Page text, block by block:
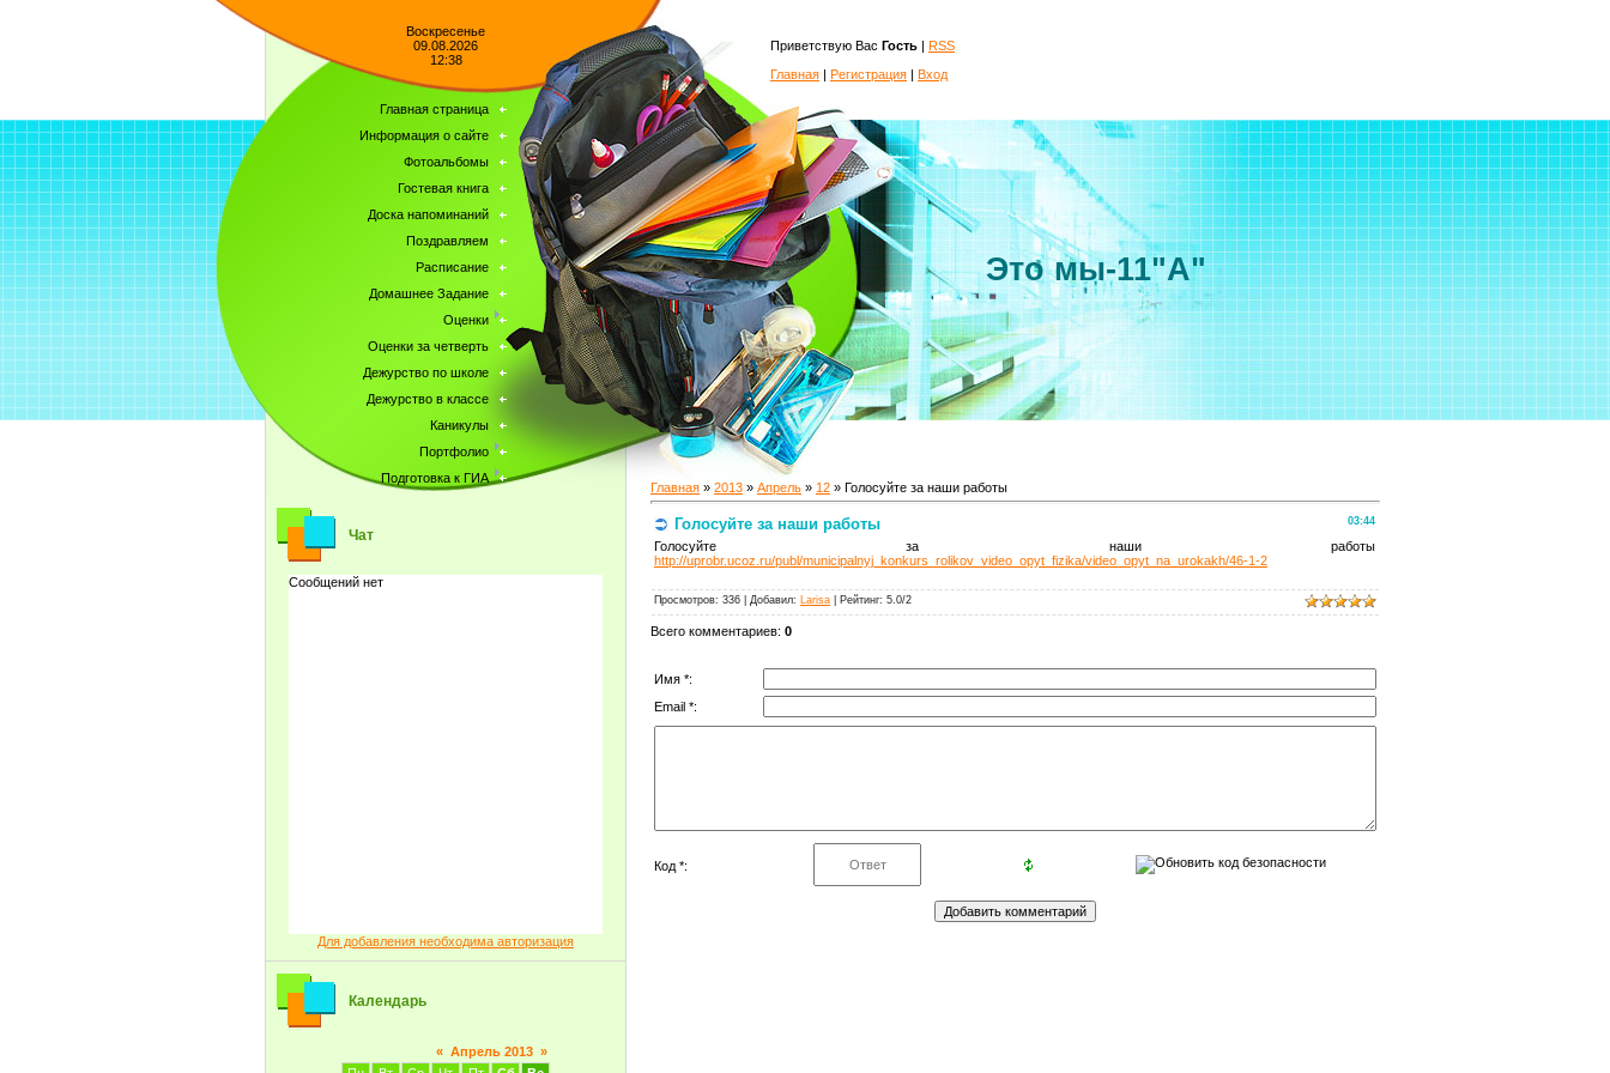
Воскресенье
09.08.2026
12:38
Главная страница
Информация о сайте
Фотоальбомы
Гостевая книга
Доска напоминаний
Поздравляем
Расписание
Домашнее Задание
Оценки
Оценки за четверть
Дежурство по школе
Дежурство в классе
Каникулы
Портфолио
Подготовка к ГИА
Чат
Для добавления необходима авторизация
Календарь
« Апрель 2013 »
Приветствую Вас Гость | RSS
Главная | Регистрация | Вход
Это мы-11"А"
Главная » 2013 » Апрель » 12 » Голосуйте за наши работы
03:44
Голосуйте за наши работы
Голосуйте за наши работы
http://uprobr.ucoz.ru/publ/municipalnyj_konkurs_rolikov_video_opyt_fizika/video_opyt_na_urokakh/46-1-2
Просмотров: 336 | Добавил: Larisa Рейтинг: 5.0/2
Всего комментариев: 0
Имя *:
Email *:
Код *: